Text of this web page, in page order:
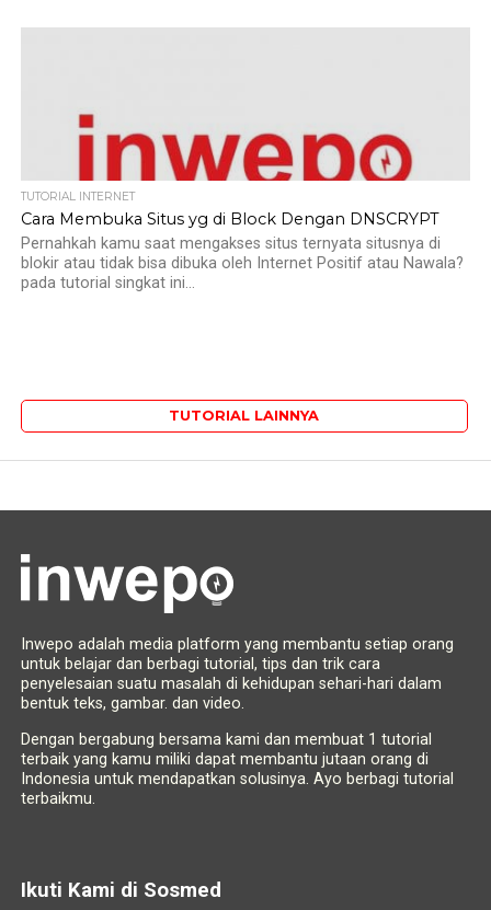
TUTORIAL INTERNET
Cara Membuka Situs yg di Block Dengan DNSCRYPT
Pernahkah kamu saat mengakses situs ternyata situsnya di
blokir atau tidak bisa dibuka oleh Internet Positif atau Nawala?
pada tutorial singkat ini...
TUTORIAL LAINNYA
Inwepo adalah media platform yang membantu setiap orang
untuk belajar dan berbagi tutorial, tips dan trik cara
penyelesaian suatu masalah di kehidupan sehari-hari dalam
bentuk teks, gambar. dan video.
Dengan bergabung bersama kami dan membuat 1 tutorial
terbaik yang kamu miliki dapat membantu jutaan orang di
Indonesia untuk mendapatkan solusinya. Ayo berbagi tutorial
terbaikmu.
Ikuti Kami di Sosmed